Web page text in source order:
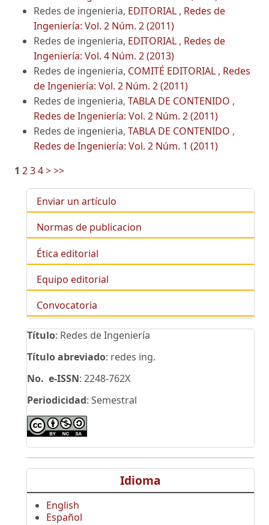
Redes de ingenieria, EDITORIAL , Redes de
Ingeniería: Vol. 2 Núm. 2 (2011)
Redes de ingenieria, EDITORIAL , Redes de
Ingeniería: Vol. 4 Núm. 2 (2013)
Redes de ingenieria, COMITÉ EDITORIAL , Redes
de Ingeniería: Vol. 2 Núm. 2 (2011)
Redes de ingenieria, TABLA DE CONTENIDO ,
Redes de Ingeniería: Vol. 2 Núm. 2 (2011)
Redes de ingenieria, TABLA DE CONTENIDO ,
Redes de Ingeniería: Vol. 2 Núm. 1 (2011)
1 234>>>
Enviar un artículo
Normas de publicacion
Ética editorial
Equipo editorial
Convocatoria
Título: Redes de Ingeniería
Título abreviado: redes ing.
No. e-ISSN: 2248-762X
Periodicidad: Semestral
Idioma
English
Español